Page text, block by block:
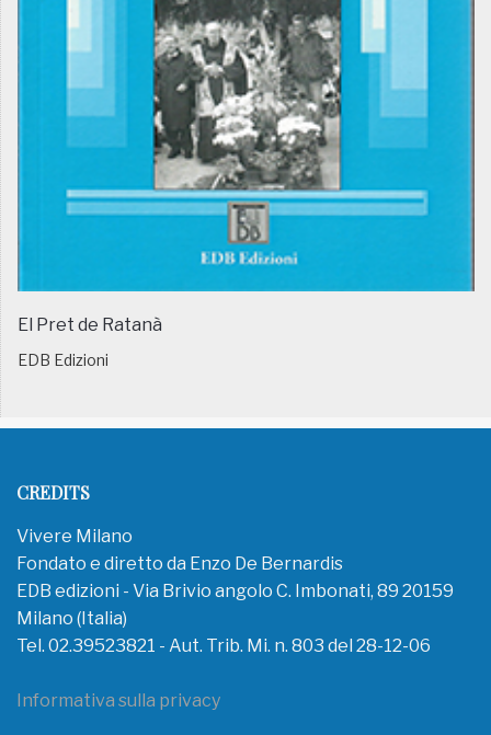
El Pret de Ratanà
EDB Edizioni
CREDITS
Vivere Milano
Fondato e diretto da Enzo De Bernardis
EDB edizioni - Via Brivio angolo C. Imbonati, 89 20159
Milano (Italia)
Tel. 02.39523821 - Aut. Trib. Mi. n. 803 del 28-12-06
Informativa sulla privacy